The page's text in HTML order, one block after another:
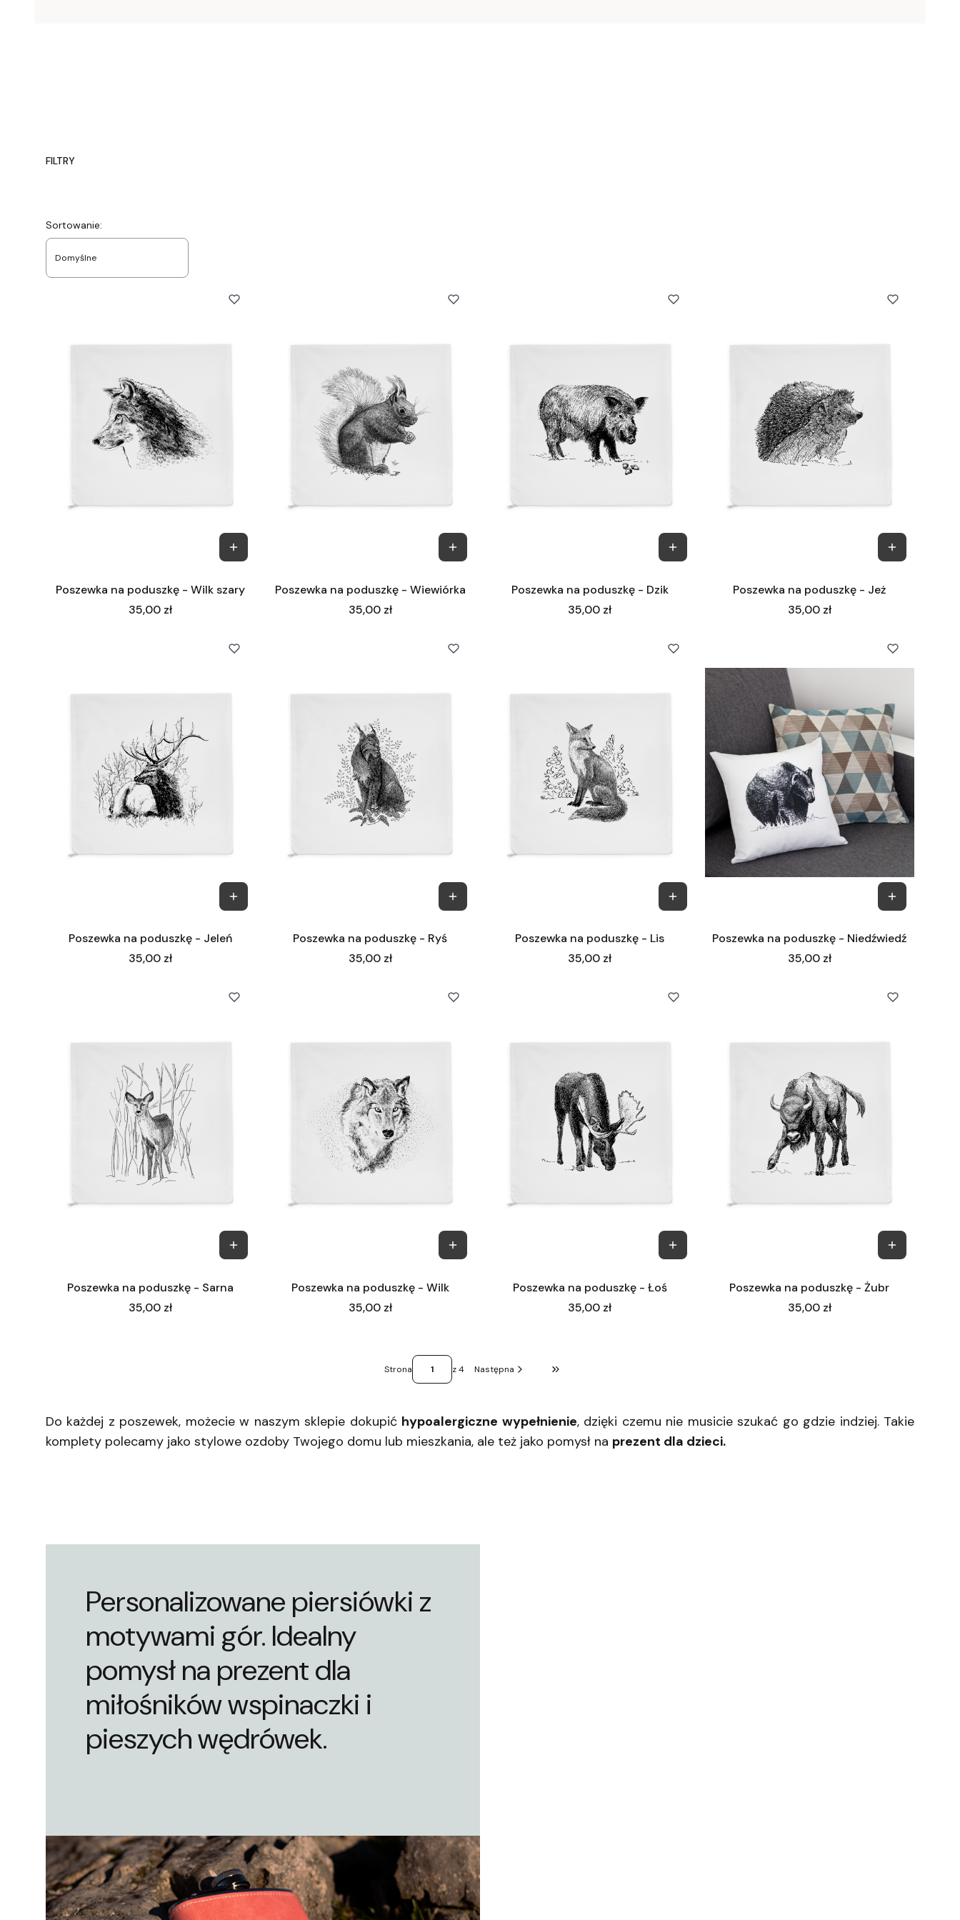
FILTRY
Lista produktów
Sortowanie:
Domyślne
Poszewka na poduszkę - Wilk szary
Cena
35,00 zł
Poszewka na poduszkę - Wiewiórka
Cena
35,00 zł
Poszewka na poduszkę - Dzik
Cena
35,00 zł
Poszewka na poduszkę - Jeż
Cena
35,00 zł
Poszewka na poduszkę - Jeleń
Cena
35,00 zł
Poszewka na poduszkę - Ryś
Cena
35,00 zł
Poszewka na poduszkę - Lis
Cena
35,00 zł
Poszewka na poduszkę - Niedźwiedź
Cena
35,00 zł
Poszewka na poduszkę - Sarna
Cena
35,00 zł
Poszewka na poduszkę - Wilk
Cena
35,00 zł
Poszewka na poduszkę - Łoś
Cena
35,00 zł
Poszewka na poduszkę - Żubr
Cena
35,00 zł
Strona z 4 Następna
Przejdź do ostatniej strony z produktami
Do każdej z poszewek, możecie w naszym sklepie dokupić hypoalergiczne wypełnienie, dzięki czemu nie musicie szukać go gdzie indziej. Takie
komplety polecamy jako stylowe ozdoby Twojego domu lub mieszkania, ale też jako pomysł na prezent dla dzieci.
Personalizowane piersiówki z
motywami gór. Idealny
pomysł na prezent dla
miłośników wspinaczki i
pieszych wędrówek.